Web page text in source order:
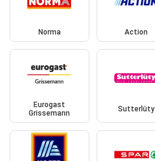
Norma Action
Eurogast
Grissemann
Sutterlüty